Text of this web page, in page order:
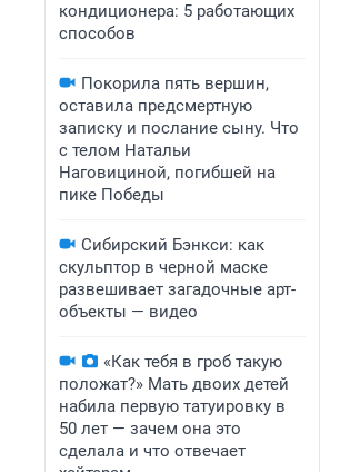
кондиционера: 5 работающих
способов
Покорила пять вершин,
оставила предсмертную
записку и послание сыну. Что
с телом Натальи
Наговициной, погибшей на
пике Победы
Сибирский Бэнкси: как
скульптор в черной маске
развешивает загадочные арт-
объекты — видео
«Как тебя в гроб такую
положат?» Мать двоих детей
набила первую татуировку в
50 лет — зачем она это
сделала и что отвечает